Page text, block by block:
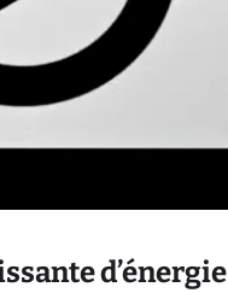
d’énergie